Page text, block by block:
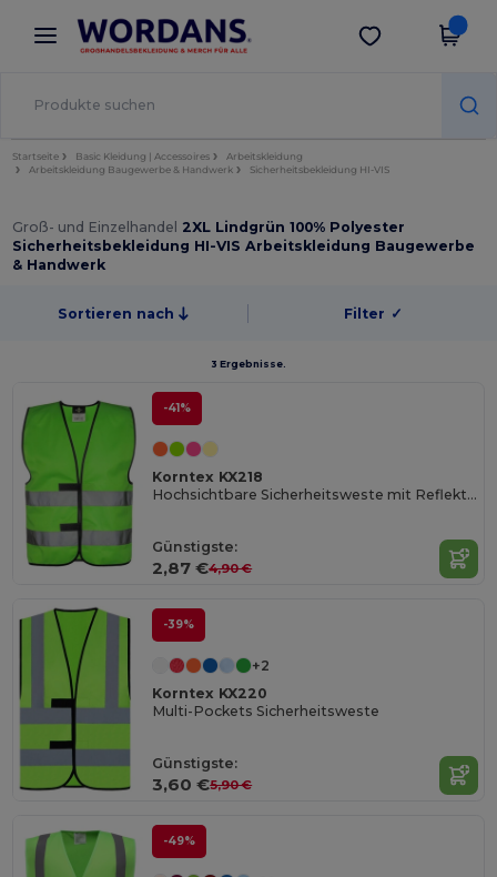
× Wordans App
Bessere Preise in der App!
App holen
Startseite Basic Kleidung | Accessoires
Arbeitskleidung
Arbeitskleidung Baugewerbe & Handwerk
Sicherheitsbekleidung HI-VIS
Groß- und Einzelhandel 2XL Lindgrün 100% Polyester
Sicherheitsbekleidung HI-VIS Arbeitskleidung Baugewerbe
& Handwerk
Sortieren nach Filter ✓
3 Ergebnisse.
-41%
Korntex KX218
Hochsichtbare Sicherheitsweste mit Reflektorstreifen
Günstigste:
2,87 €4,90 €
-39%
+2
Korntex KX220
Multi-Pockets Sicherheitsweste
Günstigste:
3,60 €5,90 €
-49%